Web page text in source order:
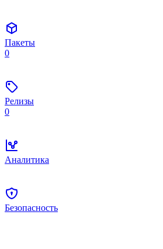
Пакеты
0
Релизы
0
Аналитика
Безопасность